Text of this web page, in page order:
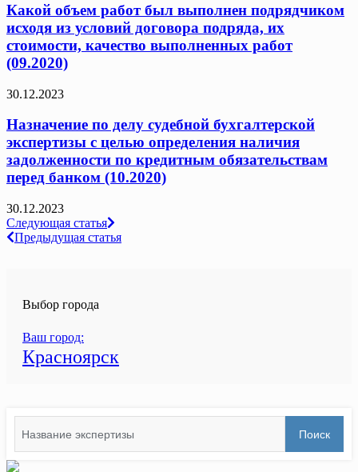
Какой объем работ был выполнен подрядчиком
исходя из условий договора подряда, их
стоимости, качество выполненных работ
(09.2020)
30.12.2023
Назначение по делу судебной бухгалтерской
экспертизы с целью определения наличия
задолженности по кредитным обязательствам
перед банком (10.2020)
30.12.2023
Навигация
по
Следующая статья
Предыдущая статья
Выбор города
Ваш город:
Красноярск
for:
Поиск